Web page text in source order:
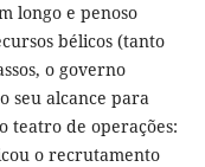
longo e penoso
bélicos (tanto
o governo
seu alcance para
teatro de operações:
o recrutamento